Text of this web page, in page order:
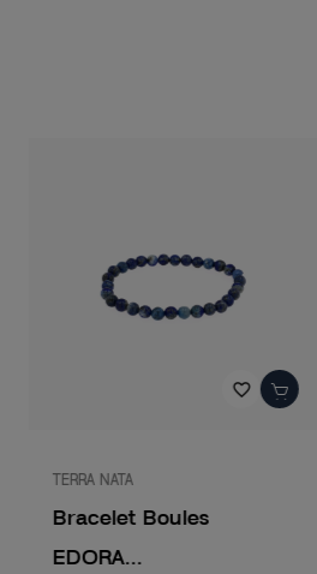
favorite_border
TERRA NATA
Bracelet Boules
EDORA...